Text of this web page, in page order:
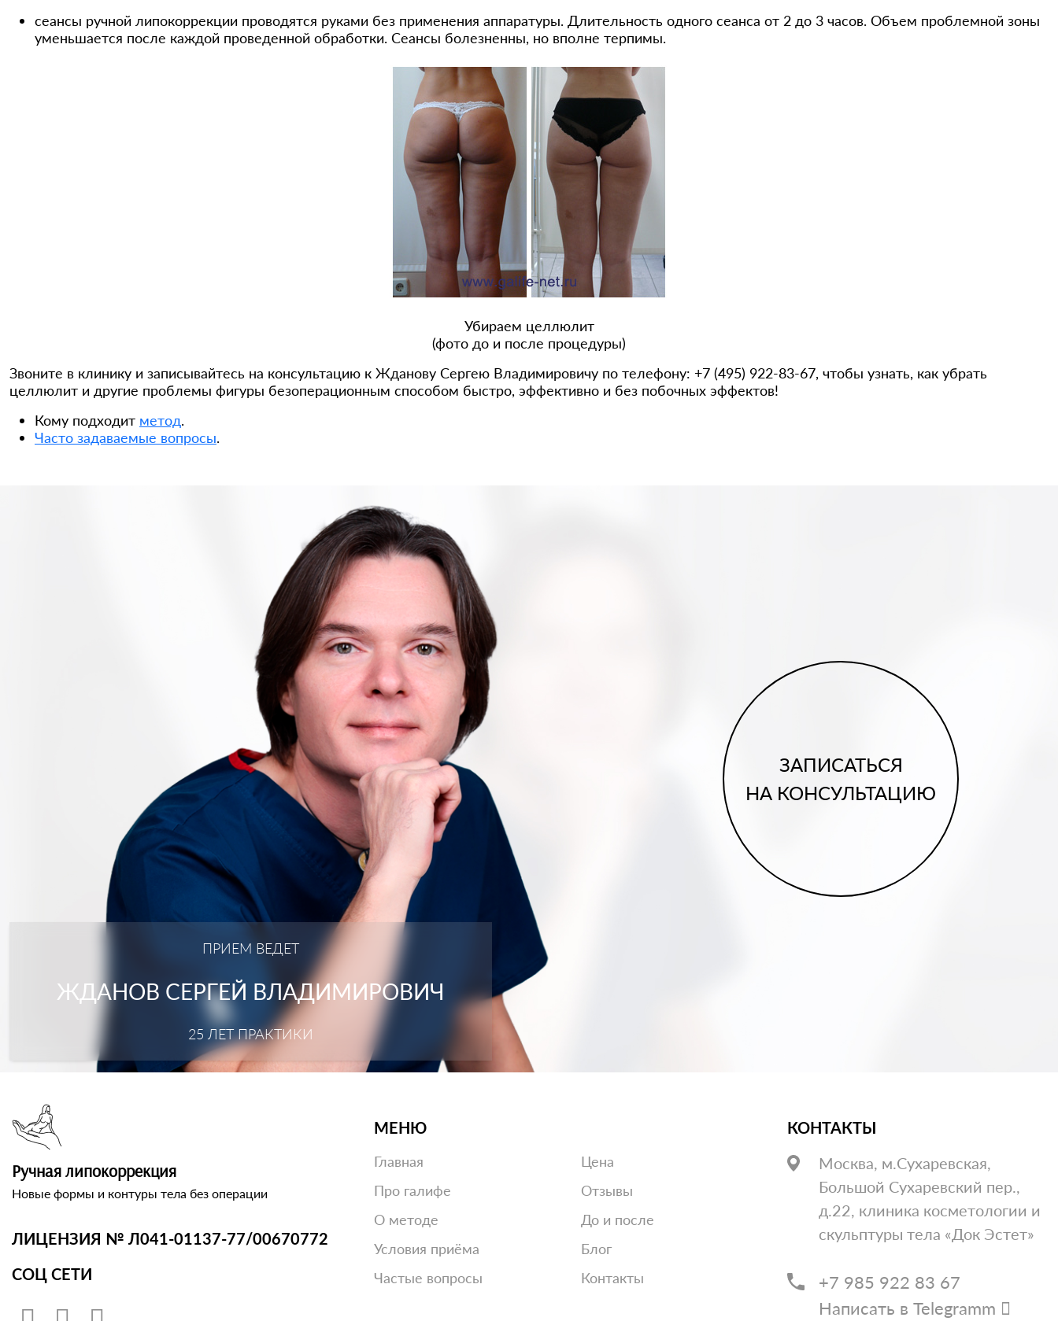
cеансы ручной липокоррекции проводятся руками без применения аппаратуры. Длительность одного сеанса от 2 до 3 часов. Объем проблемной зоны
уменьшается после каждой проведенной обработки. Сеансы болезненны, но вполне терпимы.
Убираем целлюлит
(фото до и после процедуры)
Звоните в клинику и записывайтесь на консультацию к Жданову Сергею Владимировичу по телефону: +7 (495) 922-83-67, чтобы узнать, как убрать
целлюлит и другие проблемы фигуры безоперационным способом быстро, эффективно и без побочных эффектов!
Кому подходит метод.
Часто задаваемые вопросы.
ПРИЕМ ВЕДЕТ
ЖДАНОВ СЕРГЕЙ ВЛАДИМИРОВИЧ
25 ЛЕТ ПРАКТИКИ
ЗАПИСАТЬСЯ
НА КОНСУЛЬТАЦИЮ
Ручная липокоррекция
Новые формы и контуры тела без операции
ЛИЦЕНЗИЯ № Л041-01137-77/00670772
СОЦ СЕТИ
МЕНЮ
Главная
Про галифе
О методе
Условия приёма
Частые вопросы
Цена
Отзывы
До и после
Блог
Контакты
КОНТАКТЫ
Москва, м.Сухаревская,
Большой Сухаревский пер.,
д.22, клиника косметологии и
скульптуры тела «Док Эстет»
+7 985 922 83 67
Написать в Telegramm